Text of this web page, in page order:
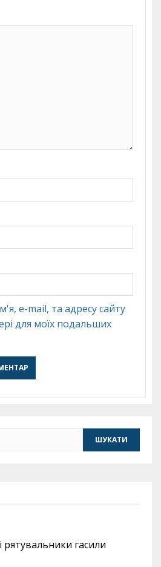
e-mail, та адресу сайту
для моїх подальших
рятувальники гасили